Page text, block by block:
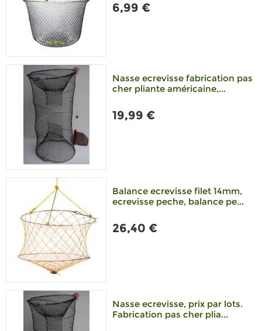
6,99 €
Nasse ecrevisse fabrication pas
cher pliante américaine,...
19,99 €
Balance ecrevisse filet 14mm,
ecrevisse peche, balance pe...
26,40 €
Nasse ecrevisse, prix par lots.
Fabrication pas cher plia...